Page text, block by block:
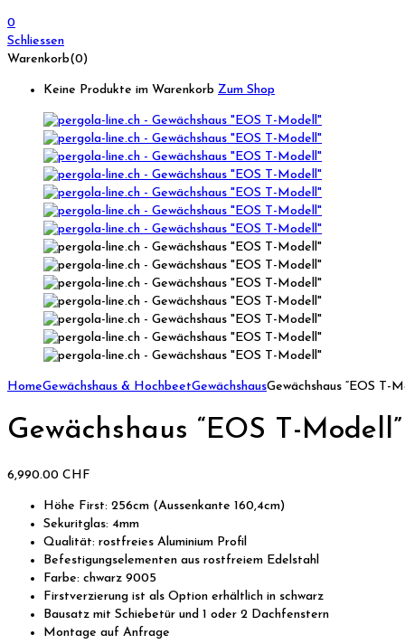
0
Schliessen
Warenkorb(0)
Keine Produkte im Warenkorb Zum Shop
HomeGewächshaus & HochbeetGewächshausGewächshaus “EOS T-
Gewächshaus “EOS T-Modell”
6,990.00 CHF
Höhe First: 256cm (Aussenkante 160,4cm)
Sekuritglas: 4mm
Qualität: rostfreies Aluminium Profil
Befestigungselementen aus rostfreiem Edelstahl
Farbe: chwarz 9005
Firstverzierung ist als Option erhältlich in schwarz
Bausatz mit Schiebetür und 1 oder 2 Dachfenstern
Montage auf Anfrage